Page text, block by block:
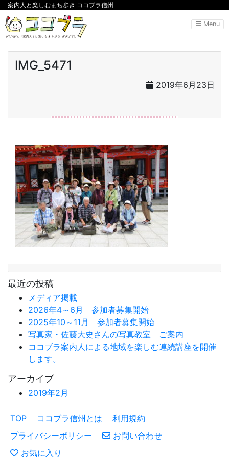
案内人と楽しむまち歩き ココブラ信州
Menu
IMG_5471
2019年6月23日
最近の投稿
メディア掲載
2026年4～6月 参加者募集開始
2025年10～11月 参加者募集開始
写真家・佐藤大史さんの写真教室 ご案内
ココブラ案内人による地域を楽しむ連続講座を開催
します。
アーカイブ
2019年2月
TOP ココブラ信州とは
利用規約
プライバシーポリシー
お問い合わせ
お気に入り